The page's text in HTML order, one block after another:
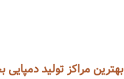
بهترین مراکز تولید